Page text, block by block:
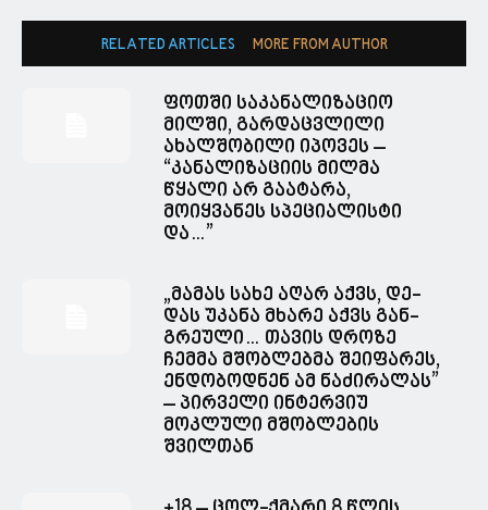
RELATED ARTICLES MORE FROM AUTHOR
ფოთში საკანალიზაციო
მილში, გარდაცვლილი
ახალშობილი იპოვეს –
“კანალიზაციის მილმა
წყალი არ გაატარა,
მოიყვანეს სპეციალისტი
და…”
„მა­მას სახე აღარ აქვს, დე­
დას უკა­ნა მხა­რე აქვს გან­
გრე­უ­ლი… თავის დროზე
ჩემმა მშობლებმა შეიფარეს,
ენდობოდნენ ამ ნაძირალას”
– პირველი ინტერვიუ
მოკლული მშობლების
შვილთან